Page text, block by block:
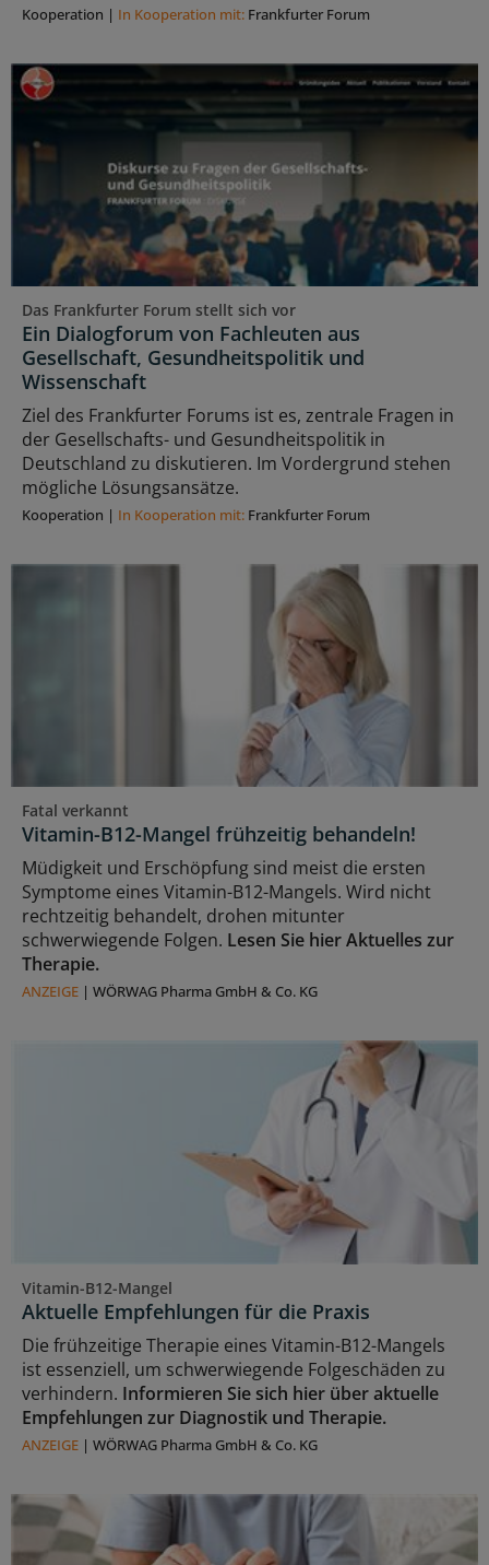
Kooperation | In Kooperation mit: Frankfurter Forum
Das Frankfurter Forum stellt sich vor
Ein Dialogforum von Fachleuten aus
Gesellschaft, Gesundheitspolitik und
Wissenschaft
Ziel des Frankfurter Forums ist es, zentrale Fragen in
der Gesellschafts- und Gesundheitspolitik in
Deutschland zu diskutieren. Im Vordergrund stehen
mögliche Lösungsansätze.
Kooperation | In Kooperation mit: Frankfurter Forum
Fatal verkannt
Vitamin-B12-Mangel frühzeitig behandeln!
Müdigkeit und Erschöpfung sind meist die ersten
Symptome eines Vitamin-B12-Mangels. Wird nicht
rechtzeitig behandelt, drohen mitunter
schwerwiegende Folgen. Lesen Sie hier Aktuelles zur
Therapie.
ANZEIGE | WÖRWAG Pharma GmbH & Co. KG
Vitamin-B12-Mangel
Aktuelle Empfehlungen für die Praxis
Die frühzeitige Therapie eines Vitamin-B12-Mangels
ist essenziell, um schwerwiegende Folgeschäden zu
verhindern. Informieren Sie sich hier über aktuelle
Empfehlungen zur Diagnostik und Therapie.
ANZEIGE | WÖRWAG Pharma GmbH & Co. KG